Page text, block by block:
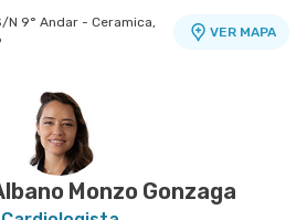
N 9° Andar - Ceramica,
VER MAPA
Mooca, Sao Paulo - SP
Monzo Gonzaga